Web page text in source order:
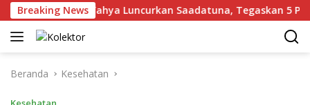
Langsung
ke
konten
Breaking News
Gus Yahya Luncurkan Saadatuna, Tegaskan 5 Prinsip
Beranda Kesehatan